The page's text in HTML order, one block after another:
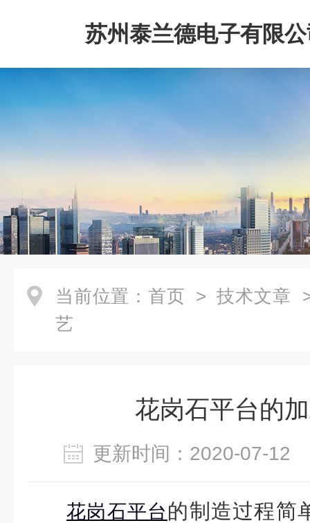
苏州泰兰德电子有限
当前位置： 首页 > 技术文章
艺
花岗石平台的
更新时间：2020-07-
花岗石平台的制造过程简